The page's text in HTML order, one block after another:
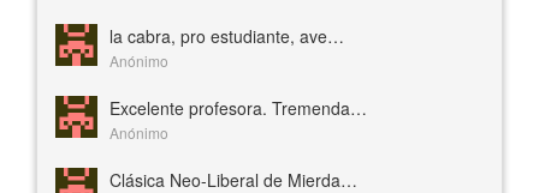
la cabra, pro estudiante, ave…
Anónimo
Excelente profesora. Tremenda…
Anónimo
Clásica Neo-Liberal de Mierda…